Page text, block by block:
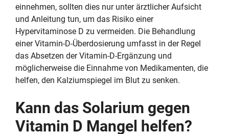
einnehmen, sollten dies nur unter ärztlicher Aufsicht
und Anleitung tun, um das Risiko einer
Hypervitaminose D zu vermeiden. Die Behandlung
einer Vitamin-D-Überdosierung umfasst in der Regel
das Absetzen der Vitamin-D-Ergänzung und
möglicherweise die Einnahme von Medikamenten, die
helfen, den Kalziumspiegel im Blut zu senken.
Kann das Solarium gegen
Vitamin D Mangel helfen?